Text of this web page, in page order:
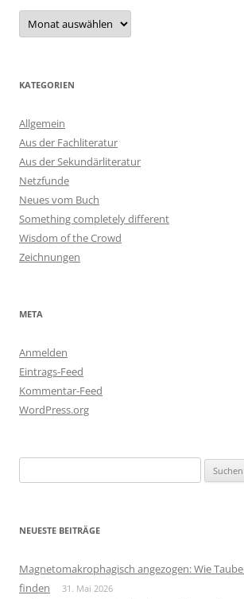
Archiv
KATEGORIEN
Allgemein
Aus der Fachliteratur
Aus der Sekundärliteratur
Netzfunde
Neues vom Buch
Something completely different
Wisdom of the Crowd
Zeichnungen
META
Anmelden
Eintrags-Feed
Kommentar-Feed
WordPress.org
nach:
NEUESTE BEITRÄGE
Magnetomakrophagisch angezogen: Wie
finden
31. Mai 2026